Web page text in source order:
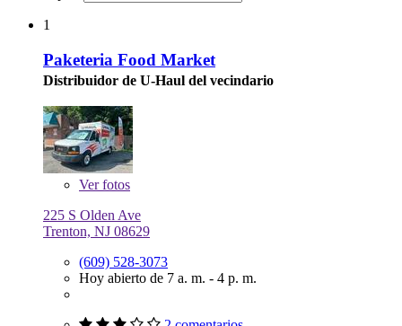
1
Paketeria Food Market
Distribuidor de U-Haul del vecindario
Verfotos
225 S Olden Ave
Trenton, NJ 08629
(609) 528-3073
Hoy abierto de 7 a. m. - 4 p. m.